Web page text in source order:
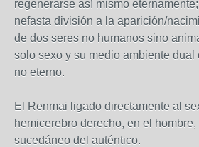
regenerarse así mismo
nefasta división a la aparición/
de dos seres no humanos sino
solo sexo y su medio ambiente dual
no eterno.
El Renmai ligado directamente al
hemicerebro derecho, en el
sucedáneo del auténtico.